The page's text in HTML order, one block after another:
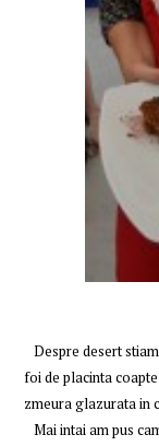
Despre desert
foi de placinta
zmeura glazurata in
Mai intai am pus